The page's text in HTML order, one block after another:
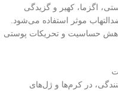
اگزما، کهیر و گزیدگی
موثر استفاده می‌شود.
حساسیت و تحریکات پوستی
در کرم‌ها و ژل‌های